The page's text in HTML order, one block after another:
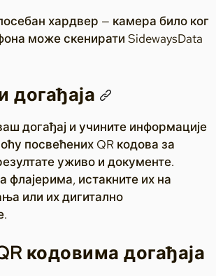
хардвер — камера било ког
може скенирати SidewaysData
догађаја
догађај и учините информације
посвећених QR кодова за
уживо и документе.
флајерима, истакните их на
или их дигитално
кодовима догађаја